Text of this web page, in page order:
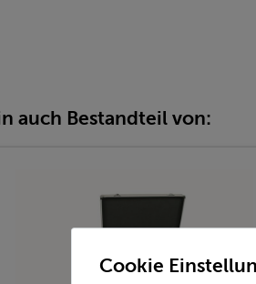
auch Bestandteil von:
Cookie